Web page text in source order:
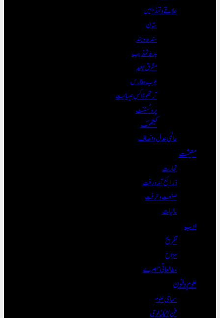
علاقے و تہذیبیں
ستان
سندھ و ہند
بدھ تہذیب
مشرق بعید
عرب و فارس
آرتھوڈاکس عیسائیت
پروٹسٹنٹ
کیتھولک
عالمی عدل و انصاف
معیشت
تجارت
ذرائع آمدورفت
صنعت و حرفت
مالیات
ادب
تفریح
مزاح
مطالعاتی تبصرے
علوم و فنون
سماجی علوم
فن/ٹیکنالوجی